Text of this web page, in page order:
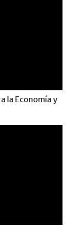
la Economía y